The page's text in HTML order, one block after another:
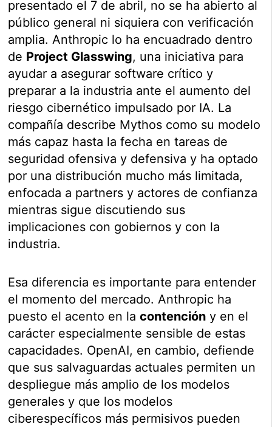
presentado el 7 de abril, no se ha abierto al
público general ni siquiera con verificación
amplia. Anthropic lo ha encuadrado dentro
de Project Glasswing, una iniciativa para
ayudar a asegurar software crítico y
preparar a la industria ante el aumento del
riesgo cibernético impulsado por IA. La
compañía describe Mythos como su modelo
más capaz hasta la fecha en tareas de
seguridad ofensiva y defensiva y ha optado
por una distribución mucho más limitada,
enfocada a partners y actores de confianza
mientras sigue discutiendo sus
implicaciones con gobiernos y con la
industria.
Esa diferencia es importante para entender
el momento del mercado. Anthropic ha
puesto el acento en lacontención y en el
carácter especialmente sensible de estas
capacidades. OpenAI, en cambio, defiende
que sus salvaguardas actuales permiten un
despliegue más amplio de los modelos
generales y que los modelos
ciberespecíficos más permisivos pueden